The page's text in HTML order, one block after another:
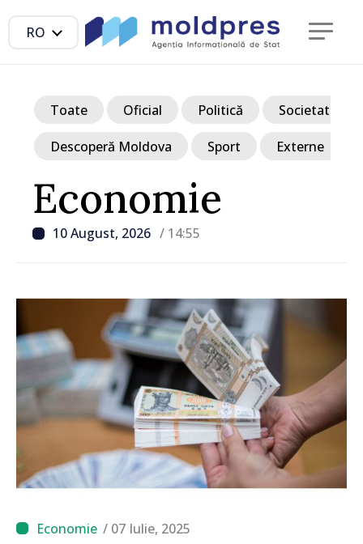
RO
Economie
10 August, 2026 / 14:55
Toate Oficial Politică Societate
Descoperă Moldova Sport Externe
/ 07 Iulie, 2025